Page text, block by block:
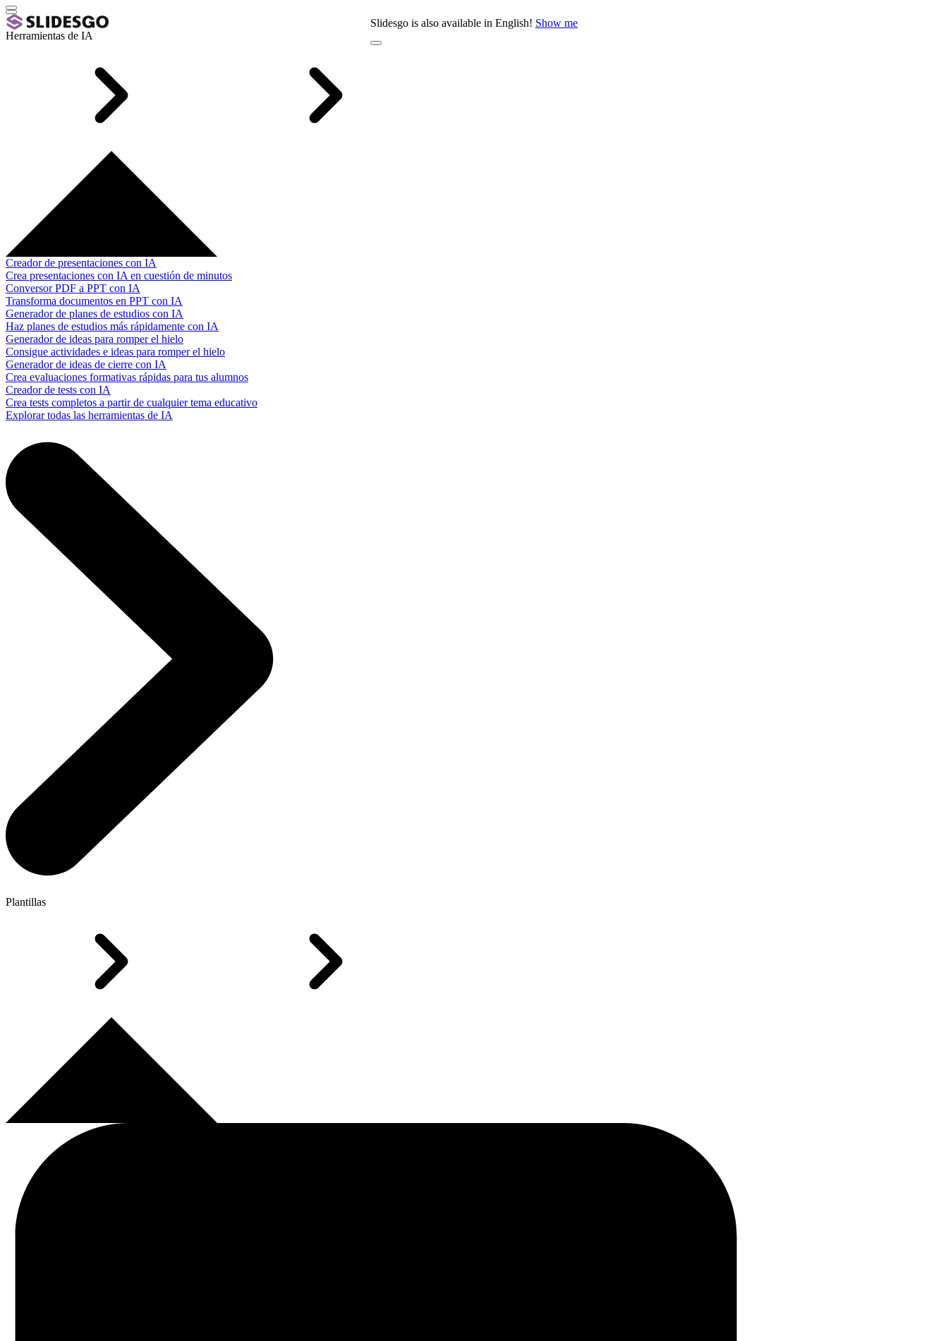
Slidesgo is also available in English! Show me
Herramientas de IA
Creador de presentaciones con IA
Crea presentaciones con IA en cuestión de minutos
Conversor PDF a PPT con IA
Transforma documentos en PPT con IA
Generador de planes de estudios con IA
Haz planes de estudios más rápidamente con IA
Generador de ideas para romper el hielo
Consigue actividades e ideas para romper el hielo
Generador de ideas de cierre con IA
Crea evaluaciones formativas rápidas para tus alumnos
Creador de tests con IA
Crea tests completos a partir de cualquier tema educativo
Explorar todas las herramientas de IA
Plantillas